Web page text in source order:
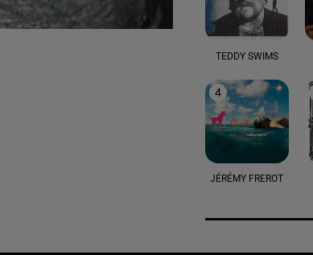
TEDDY SWIMS
4
JÉRÉMY FREROT